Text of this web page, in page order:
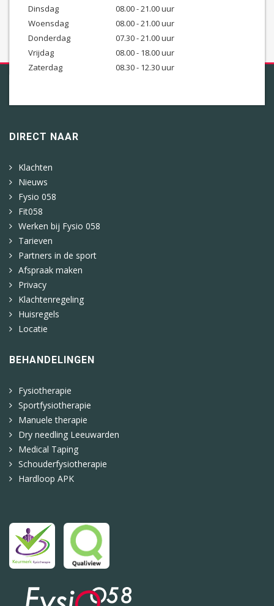
Dinsdag
08.00 - 21.00 uur
Woensdag
08.00 - 21.00 uur
Donderdag
07.30 - 21.00 uur
Vrijdag
08.00 - 18.00 uur
Zaterdag
08.30 - 12.30 uur
DIRECT NAAR
Klachten
Nieuws
Fysio 058
Fit058
Werken bij Fysio 058
Tarieven
Partners in de sport
Afspraak maken
Privacy
Klachtenregeling
Huisregels
Locatie
BEHANDELINGEN
Fysiotherapie
Sportfysiotherapie
Manuele therapie
Dry needling Leeuwarden
Medical Taping
Schouderfysiotherapie
Hardloop APK